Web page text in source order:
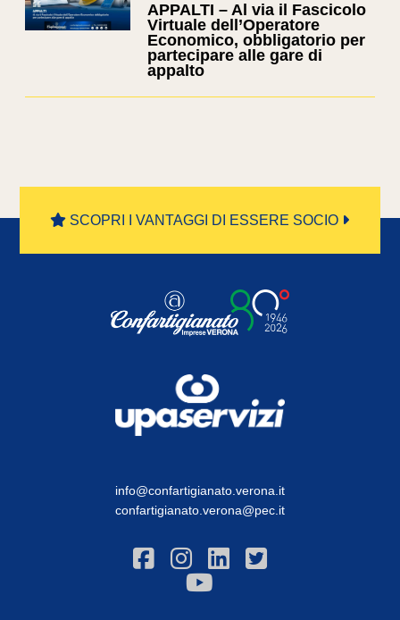
APPALTI – Al via il Fascicolo
Virtuale dell’Operatore
Economico, obbligatorio per
partecipare alle gare di
appalto
SCOPRI I VANTAGGI DI ESSERE SOCIO
info@confartigianato.verona.it
confartigianato.verona@pec.it